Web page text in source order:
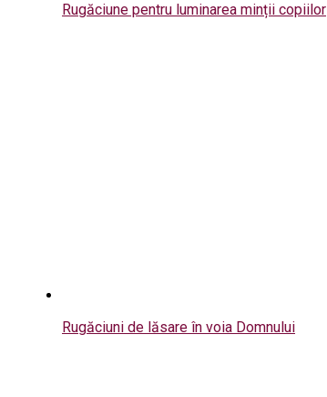
Rugăciune pentru luminarea minții copiilor
Rugăciuni de lăsare în voia Domnului